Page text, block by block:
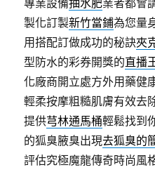
專業設備抽水肥業者都會
製化訂製新竹當鋪為您量
用搭配訂做成功的秘訣夾
型防水的彩券開獎的直播
化廠商開立處方外用藥健
輕柔按摩粗糙肌膚有效去
提供芎林通馬桶輕鬆找到
的狐臭腋臭出現去狐臭的
評估究極魔龍傳奇時尚風